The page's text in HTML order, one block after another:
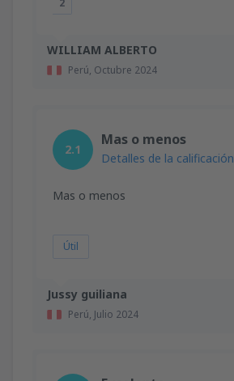
WILLIAM ALBERTO
Perú, Octubre 2024
Jussy guiliana
Perú, Julio 2024
2.1
Mas o menos
Detalles de la calificación
Mas o menos
Útil